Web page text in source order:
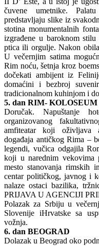
čuvene umetnike.
predstavljaju slike iz
stotina monumentalnih
izgrađene u baroknom
ptica ili orgulje. Nakon
U večernjim satima
Rim noću, šetnja kroz
dočekati ambijent iz
domaćini i bezbroj
tradicionalnom kuhinjom i
5. dan RIM- KOLOSEUM
Doručak. Napuštanje
organizovanog
amfiteatar koji oživljava
događaja antičkog Rima –
legendi, vučica odgajila
koji u narednim vekovima
mesto stanovanja rimskih
centar političkog, javnog i
nalaze ostaci bazilika,
PRIJAVA U AGENCIJI
Polazak za Srbiju u
Slovenije iHrvatske sa
vožnja.
6. dan BEOGRAD
Dolazak u Beograd oko